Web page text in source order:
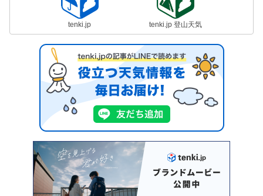
tenki.jp tenki.jp 登山天気